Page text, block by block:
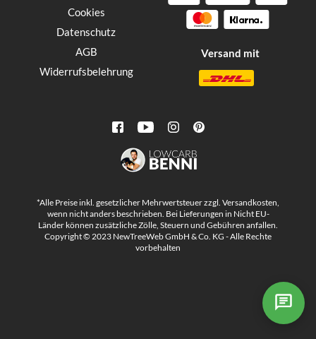
Cookies
Datenschutz
AGB
Widerrufsbelehrung
Versand mit
*Alle Preise inkl. gesetzlicher Mehrwertsteuer zzgl. Versandkosten,
wenn nicht anders beschrieben. Bei Lieferungen in Nicht EU-
Länder können zusätzliche Zölle, Steuern und Gebühren anfallen.
Copyright © 2023 NewTreeWeb GmbH & Co. KG - Alle Rechte
vorbehalten